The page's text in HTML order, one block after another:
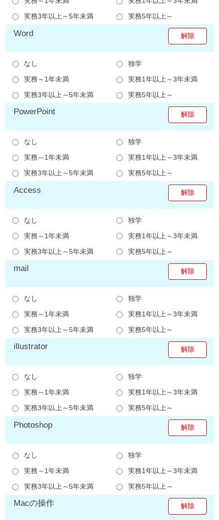
実務3年以上～5年未満
実務5年以上～
Word
なし
独学
実務～1年未満
実務1年以上～3年未満
実務3年以上～5年未満
実務5年以上～
PowerPoint
なし
独学
実務～1年未満
実務1年以上～3年未満
実務3年以上～5年未満
実務5年以上～
Access
なし
独学
実務～1年未満
実務1年以上～3年未満
実務3年以上～5年未満
実務5年以上～
mail
なし
独学
実務～1年未満
実務1年以上～3年未満
実務3年以上～5年未満
実務5年以上～
illustrator
なし
独学
実務～1年未満
実務1年以上～3年未満
実務3年以上～5年未満
実務5年以上～
Photoshop
なし
独学
実務～1年未満
実務1年以上～3年未満
実務3年以上～5年未満
実務5年以上～
Macの操作